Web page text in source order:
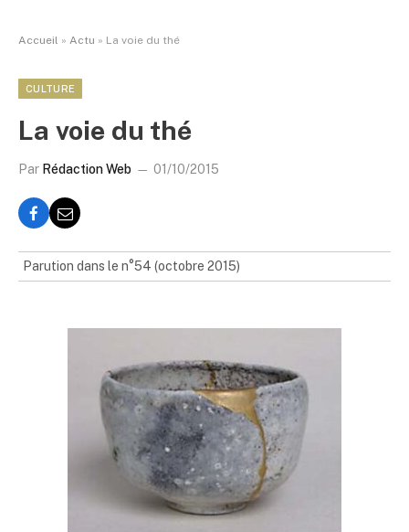
Accueil » Actu » La voie du thé
CULTURE
La voie du thé
Par Rédaction Web 01/10/2015
Parution dans le n°54 (octobre 2015)